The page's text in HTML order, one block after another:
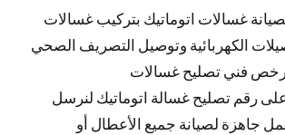
غسالات اتوماتيك بتركيب غسالات
الكهربائية وتوصيل التصريف الصحي
فني تصليح غسالات
على رقم تصليح غسالة اتوماتيك لنرسل
جاهزة لصيانة جميع الأعطال أو